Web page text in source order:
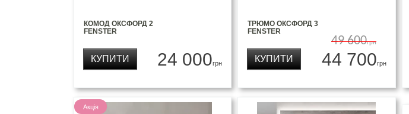
КОМОД ОКСФОРД 2
FENSTER
24 000грн
КУПИТИ
ТРЮМО ОКСФОРД 3
FENSTER
49 600грн
44 700грн
КУПИТИ
Акція